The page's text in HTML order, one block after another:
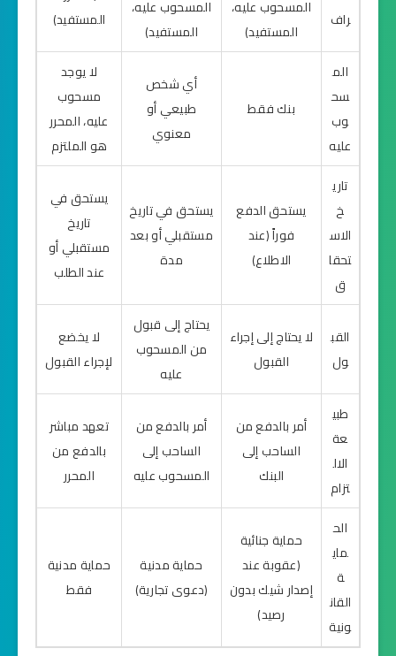
راف
المسحوب عليه،
المستفيد)
المسحوب عليه،
المستفيد)
المستفيد)
الم
سح
وب
عليه
بنك فقط
أي شخص
طبيعي أو
معنوي
لا يوجد
مسحوب
عليه، المحرر
هو الملتزم
تاري
خ
الاس
تحقا
ق
يستحق الدفع
فوراً (عند
الاطلاع)
يستحق في تاريخ
مستقبلي أو بعد
مدة
يستحق في
تاريخ
مستقبلي أو
عند الطلب
القب
ول
لا يحتاج إلى إجراء
القبول
يحتاج إلى قبول
من المسحوب
عليه
لا يخضع
لإجراء القبول
طبي
عة
الال
تزام
أمر بالدفع من
الساحب إلى
البنك
أمر بالدفع من
الساحب إلى
المسحوب عليه
تعهد مباشر
بالدفع من
المحرر
الح
ماي
ة
القان
ونية
حماية جنائية
(عقوبة عند
إصدار شيك بدون
رصيد)
حماية مدنية
(دعوى تجارية)
حماية مدنية
فقط